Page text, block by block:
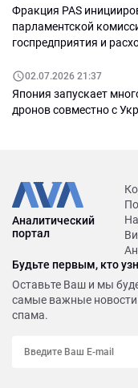
Фракция PAS
парламентской
госпредприятия и
02.07.2026 21:37
Япония запускает
дронов совместно с
Аналитический
портал
Будьте первым, кто
Оставьте Ваш и мы
самые важные
спама.